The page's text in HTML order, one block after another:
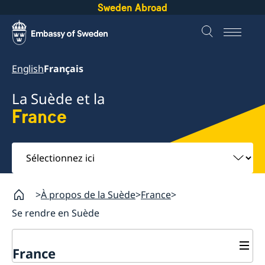
Sweden Abroad
EnglishFrançais
La Suède et la
France
Sélectionnez
À propos de la Suède France
Se rendre en Suède
France